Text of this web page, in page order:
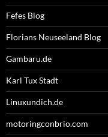
Fefes Blog
Florians Neuseeland Blog
Gambaru.de
Karl Tux Stadt
Linuxundich.de
motoringconbrio.com